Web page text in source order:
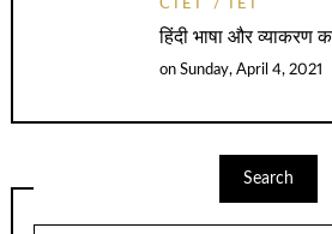
CTET TET
हिंदी भाषा और व्याकरण
onSunday, April 4, 2021
Search